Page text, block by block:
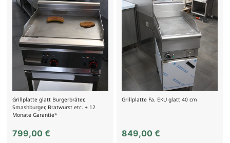
Grillplatte glatt Burgerbräter,
Smashburger, Bratwurst etc. + 12
Monate Garantie*
799,00 €
Grillplatte Fa. EKU glatt 40 cm
849,00€